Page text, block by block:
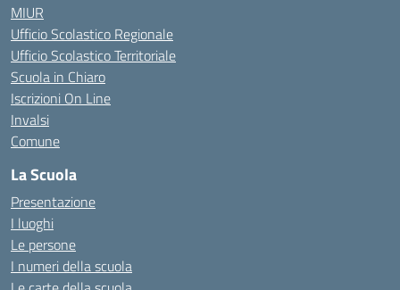
MIUR
Ufficio Scolastico Regionale
Ufficio Scolastico Territoriale
Scuola in Chiaro
Iscrizioni On Line
Invalsi
Comune
La Scuola
Presentazione
I luoghi
Le persone
I numeri della scuola